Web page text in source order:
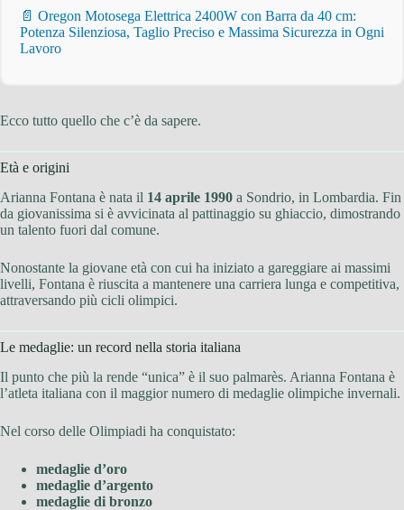
📄 Oregon Motosega Elettrica 2400W con Barra da 40 cm:
Potenza Silenziosa, Taglio Preciso e Massima Sicurezza in Ogni
Lavoro
Ecco tutto quello che c’è da sapere.
Età e origini
Arianna Fontana è nata il 14 aprile 1990 a Sondrio, in Lombardia. Fin
da giovanissima si è avvicinata al pattinaggio su ghiaccio, dimostrando
un talento fuori dal comune.
Nonostante la giovane età con cui ha iniziato a gareggiare ai massimi
livelli, Fontana è riuscita a mantenere una carriera lunga e competitiva,
attraversando più cicli olimpici.
Le medaglie: un record nella storia italiana
Il punto che più la rende “unica” è il suo palmarès. Arianna Fontana è
l’atleta italiana con il maggior numero di medaglie olimpiche invernali.
Nel corso delle Olimpiadi ha conquistato:
medaglie d’oro
medaglie d’argento
medaglie di bronzo